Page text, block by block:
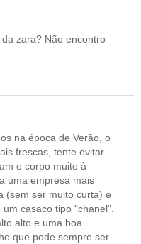
zara? Não encontro
na época de Verão, o
frescas, tente evitar
o corpo muito à
uma empresa mais
(sem ser muito curta) e
casaco tipo "chanel".
alto e uma boa
que pode sempre ser